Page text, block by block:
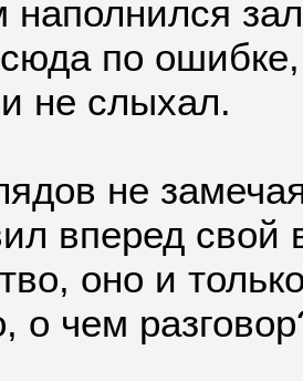
наполнился
по ошибке,
не слыхал.
не
вперед свой
оно и
о чем